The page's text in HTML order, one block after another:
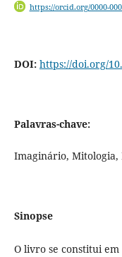
https://orcid.org/0000-
DOI: https://doi.org/
Palavras-chave:
Imaginário,
Sinopse
O livro se constitui